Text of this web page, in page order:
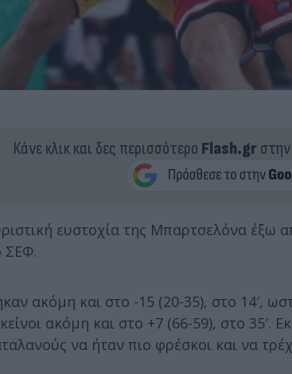
Κάνε κλικ και δες περισσότερο Flash.grστην
ευστοχία της Μπαρτσελόνα έξω
ΣΕΦ.
ακόμη και στο -15 (20-35), στο 14′,
ακόμη και στο +7 (66-59), στο 35′.
να ήταν πιο φρέσκοι και να